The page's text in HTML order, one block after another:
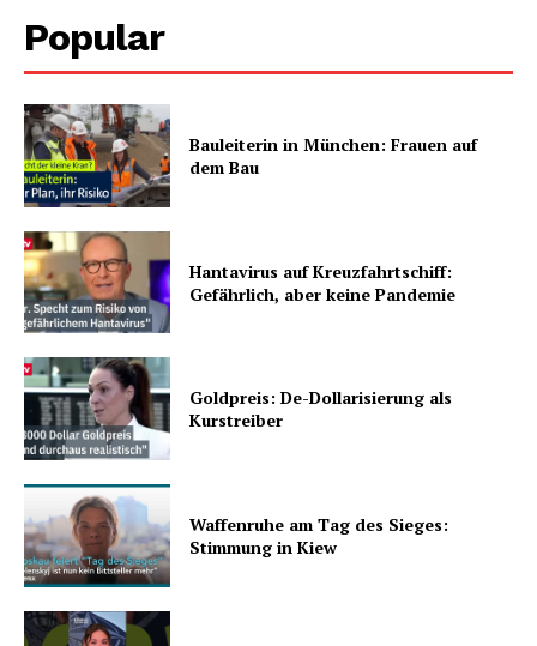
Popular
Bauleiterin in München: Frauen auf
dem Bau
Hantavirus auf Kreuzfahrtschiff:
Gefährlich, aber keine Pandemie
Goldpreis: De-Dollarisierung als
Kurstreiber
Waffenruhe am Tag des Sieges:
Stimmung in Kiew